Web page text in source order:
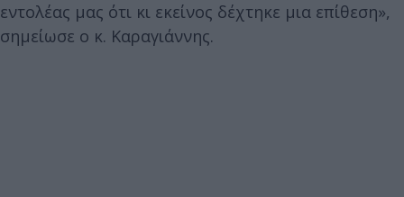
εντολέας μας ότι κι εκείνος δέχτηκε μια επίθεση»,
σημείωσε ο κ. Καραγιάννης.